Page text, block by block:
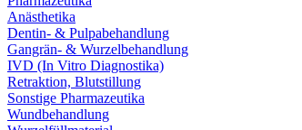
Anästhetika
Dentin- & Pulpabehandlung
Gangrän- & Wurzelbehandlung
IVD (In Vitro Diagnostika)
Retraktion, Blutstillung
Sonstige Pharmazeutika
Wundbehandlung